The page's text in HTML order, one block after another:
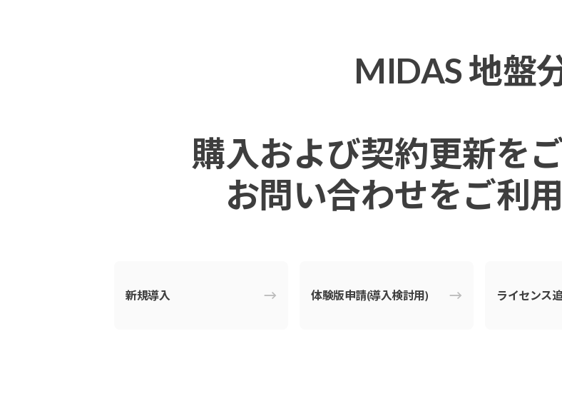
MIDAS 地盤
購⼊および契約更新を
お問い合わせをご利
新規導⼊ 体験版申請(導⼊検討⽤) ライセンス